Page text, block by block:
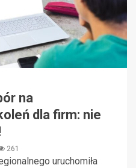
na
dla firm: nie
261
uruchomiła